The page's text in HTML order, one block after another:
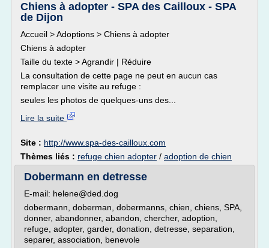
Chiens à adopter - SPA des Cailloux - SPA
de Dijon
Accueil > Adoptions > Chiens à adopter
Chiens à adopter
Taille du texte > Agrandir | Réduire
La consultation de cette page ne peut en aucun cas
remplacer une visite au refuge :
seules les photos de quelques-uns des...
Lire la suite
Site : http://www.spa-des-cailloux.com
Thèmes liés : refuge chien adopter / adoption de chien
Dobermann en detresse
E-mail: helene@ded.dog
dobermann, doberman, dobermanns, chien, chiens, SPA,
donner, abandonner, abandon, chercher, adoption,
refuge, adopter, garder, donation, detresse, separation,
separer, association, benevole